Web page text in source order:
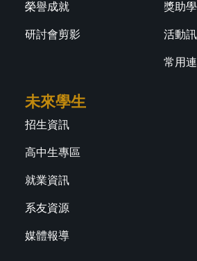
榮譽成就
研討會剪影
獎助
活動
常用
未來學生
招生資訊
高中生專區
就業資訊
系友資源
媒體報導